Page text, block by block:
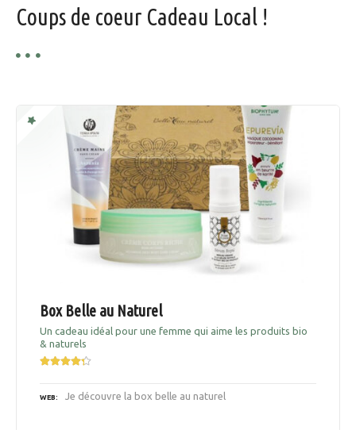
e
Coups de coeur Cadeau Local !
Box Belle au Naturel
Un cadeau idéal pour une femme qui aime les produits bio
& naturels
WEB Je découvre la box belle au naturel